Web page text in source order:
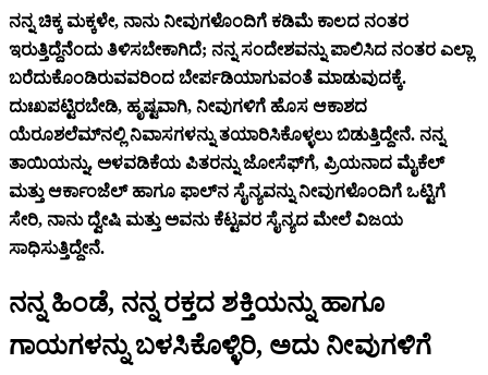
ನನ್ನ ಚಿಕ್ಕ ಮಕ್ಕಳೇ, ನಾನು ನೀವುಗಳೊಂದಿಗೆ ಕಡಿಮೆ ಕಾಲದ ನಂತರ
ಇರುತ್ತಿದ್ದೆನೆಂದು ತಿಳಿಸಬೇಕಾಗಿದೆ; ನನ್ನ ಸಂದೇಶವನ್ನು ಪಾಲಿಸಿದ ನಂತರ ಎಲ್ಲಾ
ಬರೆದುಕೊಂಡಿರುವವರಿಂದ ಬೇರ್ಪಡಿಯಾಗುವಂತೆ ಮಾಡುವುದಕ್ಕೆ.
ದುಃಖಪಟ್ಟಿರಬೇಡಿ, ಹೃಷ್ಟವಾಗಿ, ನೀವುಗಳಿಗೆ ಹೊಸ ಆಕಾಶದ
ಯೆರೂಶಲೆಮ್‌ನಲ್ಲಿ ನಿವಾಸಗಳನ್ನು ತಯಾರಿಸಿಕೊಳ್ಳಲು ಬಿಡುತ್ತಿದ್ದೇನೆ. ನನ್ನ
ತಾಯಿಯನ್ನು, ಅಳವಡಿಕೆಯ ಪಿತರನ್ನು ಜೋಸೆಫ್‌ಗೆ, ಪ್ರಿಯನಾದ ಮೈಕೆಲ್
ಮತ್ತು ಆರ್ಕಾಂಜೆಲ್ ಹಾಗೂ ಫಾಲ್‌ನ ಸೈನ್ಯವನ್ನು ನೀವುಗಳೊಂದಿಗೆ ಒಟ್ಟಿಗೆ
ಸೇರಿ, ನಾನು ದ್ವೇಷಿ ಮತ್ತು ಅವನು ಕೆಟ್ಟವರ ಸೈನ್ಯದ ಮೇಲೆ ವಿಜಯ
ಸಾಧಿಸುತ್ತಿದ್ದೇನೆ.
ನನ್ನ ಹಿಂಡೆ, ನನ್ನ ರಕ್ತದ ಶಕ್ತಿಯನ್ನು ಹಾಗೂ
ಗಾಯಗಳನ್ನು ಬಳಸಿಕೊಳ್ಳಿರಿ, ಅದು ನೀವುಗಳಿಗೆ